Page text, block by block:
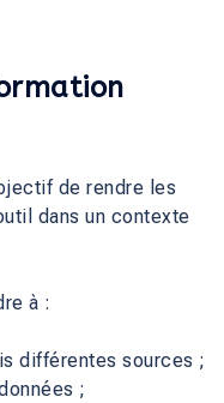
de rendre les
dans un contexte
à :
différentes sources ;
;